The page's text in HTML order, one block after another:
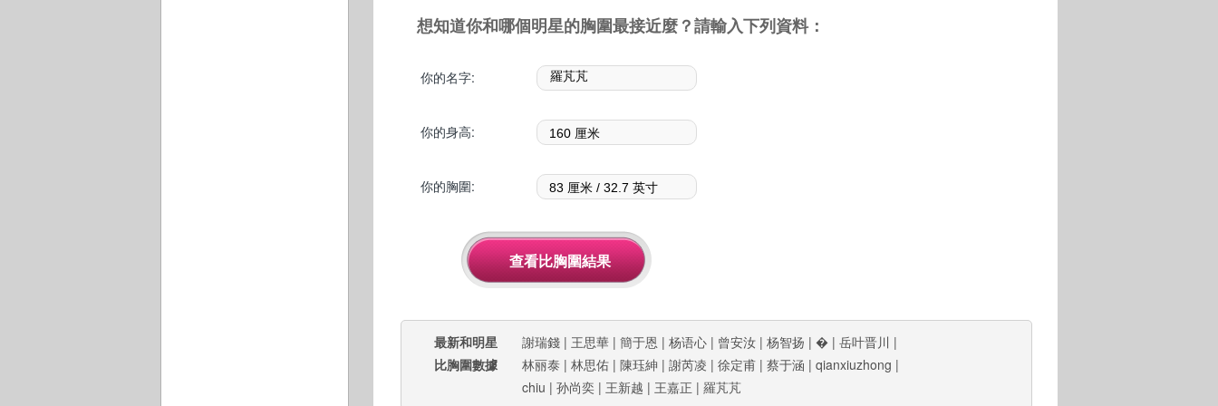
想知道你和哪個明星的胸圍最接近麼？請輸入下列資料：
你的名字:
你的身高:
你的胸圍:
最新和明星
比胸圍數據
謝瑞錢 | 王思華 | 簡于恩 | 杨语心 | 曾安汝 | 杨智扬 | � | 岳叶晋川 |
林丽泰 | 林思佑 | 陳珏紳 | 謝芮凌 | 徐定甫 | 蔡于涵 | qianxiuzhong |
chiu | 孙尚奕 | 王新越 | 王嘉正 | 羅芃芃